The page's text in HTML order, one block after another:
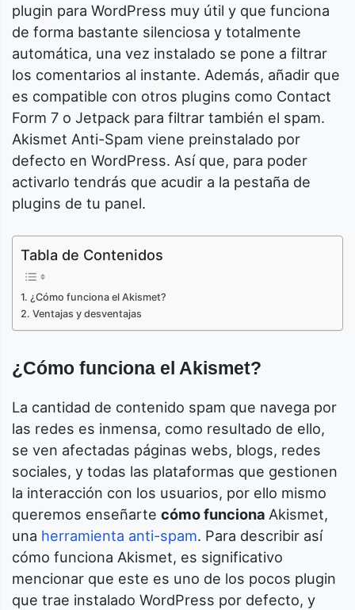
plugin para WordPress muy útil y que funciona
de forma bastante silenciosa y totalmente
automática, una vez instalado se pone a filtrar
los comentarios al instante. Además, añadir que
es compatible con otros plugins como Contact
Form 7 o Jetpack para filtrar también el spam.
Akismet Anti-Spam viene preinstalado por
defecto en WordPress. Así que, para poder
activarlo tendrás que acudir a la pestaña de
plugins de tu panel.
Tabla de Contenidos
¿Cómo funciona el Akismet?
Ventajas y desventajas
¿Cómo funciona el Akismet?
La cantidad de contenido spam que navega por
las redes es inmensa, como resultado de ello,
se ven afectadas páginas webs, blogs, redes
sociales, y todas las plataformas que gestionen
la interacción con los usuarios, por ello mismo
queremos enseñarte cómo funciona Akismet,
una herramienta anti-spam. Para describir así
cómo funciona Akismet, es significativo
mencionar que este es uno de los pocos plugin
que trae instalado WordPress por defecto, y